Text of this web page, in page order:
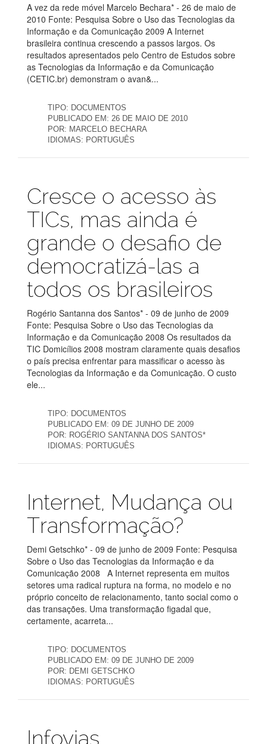
A vez da rede móvel Marcelo Bechara* - 26 de maio de
2010 Fonte: Pesquisa Sobre o Uso das Tecnologias da
Informação e da Comunicação 2009 A Internet
brasileira continua crescendo a passos largos. Os
resultados apresentados pelo Centro de Estudos sobre
as Tecnologias da Informação e da Comunicação
(CETIC.br) demonstram o avan&...
TIPO: DOCUMENTOS
PUBLICADO EM: 26 DE MAIO DE 2010
POR: MARCELO BECHARA
IDIOMAS: PORTUGUÊS
Publicações
Cresce o acesso às
TICs, mas ainda é
grande o desafio de
democratizá-las a
todos os brasileiros
Rogério Santanna dos Santos* - 09 de junho de 2009
Fonte: Pesquisa Sobre o Uso das Tecnologias da
Informação e da Comunicação 2008 Os resultados da
TIC Domicílios 2008 mostram claramente quais desafios
o país precisa enfrentar para massificar o acesso às
Tecnologias da Informação e da Comunicação. O custo
ele...
TIPO: DOCUMENTOS
PUBLICADO EM: 09 DE JUNHO DE 2009
POR: ROGÉRIO SANTANNA DOS SANTOS*
IDIOMAS: PORTUGUÊS
Publicações
Internet, Mudança ou
Transformação?
Demi Getschko* - 09 de junho de 2009 Fonte: Pesquisa
Sobre o Uso das Tecnologias da Informação e da
Comunicação 2008 A Internet representa em muitos
setores uma radical ruptura na forma, no modelo e no
próprio conceito de relacionamento, tanto social como o
das transações. Uma transformação figadal que,
certamente, acarreta...
TIPO: DOCUMENTOS
PUBLICADO EM: 09 DE JUNHO DE 2009
POR: DEMI GETSCHKO
IDIOMAS: PORTUGUÊS
Publicações
Infovias